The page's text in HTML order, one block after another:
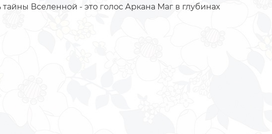
Вселенной - это голос Аркана Маг в глубинах